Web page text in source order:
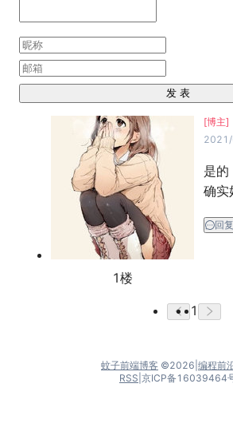
发 表
1楼
[博主]
是的
确实
回复
1
蚊子前端博客 ©2026 编程前
RSS 京ICP备16039464